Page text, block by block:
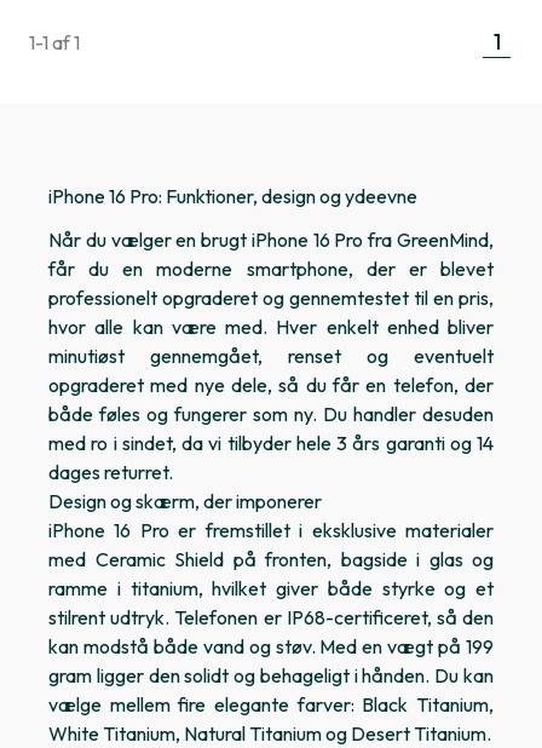
1-1 af 1 1
iPhone 16 Pro: Funktioner, design og ydeevne
Når du vælger en brugt iPhone 16 Pro fra GreenMind,
får du en moderne smartphone, der er blevet
professionelt opgraderet og gennemtestet til en pris,
hvor alle kan være med. Hver enkelt enhed bliver
minutiøst gennemgået, renset og eventuelt
opgraderet med nye dele, så du får en telefon, der
både føles og fungerer som ny. Du handler desuden
med ro i sindet, da vi tilbyder hele 3 års garanti og 14
dages returret.
Design og skærm, der imponerer
iPhone 16 Pro er fremstillet i eksklusive materialer
med Ceramic Shield på fronten, bagside i glas og
ramme i titanium, hvilket giver både styrke og et
stilrent udtryk. Telefonen er IP68-certificeret, så den
kan modstå både vand og støv. Med en vægt på 199
gram ligger den solidt og behageligt i hånden. Du kan
vælge mellem fire elegante farver: Black Titanium,
White Titanium, Natural Titanium og Desert Titanium.